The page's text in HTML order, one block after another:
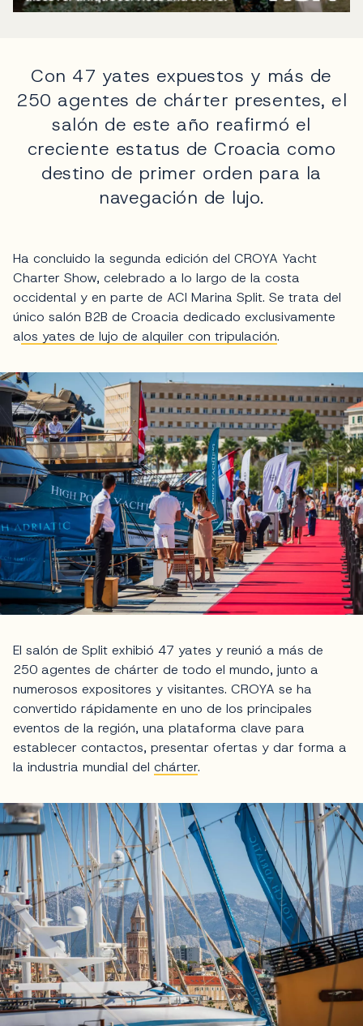
Con 47 yates expuestos y más de
250 agentes de chárter presentes, el
salón de este año reafirmó el
creciente estatus de Croacia como
destino de primer orden para la
navegación de lujo.
Ha concluido la segunda edición del CROYA Yacht
Charter Show, celebrado a lo largo de la costa
occidental y en parte de ACI Marina Split. Se trata del
único salón B2B de Croacia dedicado exclusivamente
alos yates de lujo de alquiler con tripulación.
El salón de Split exhibió 47 yates y reunió a más de
250 agentes de chárter de todo el mundo, junto a
numerosos expositores y visitantes. CROYA se ha
convertido rápidamente en uno de los principales
eventos de la región, una plataforma clave para
establecer contactos, presentar ofertas y dar forma a
la industria mundial del chárter.